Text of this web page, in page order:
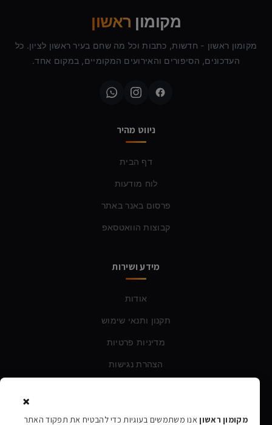
מקומון ראשון
מקומון ראשון - חדשות, כתבות וכל מה שחם בעיר ראשון לציון. כל
העדכונים, הסיפורים והאירועים המקומיים, במקום אחד.
ניווט מהיר
דף הבית
לוח מודעות
פרסום באנר באתר
קבוצות הוואטסאפ
מידע ושירות
אודות
תקנון ותנאי שימוש
מדיניות פרטיות
הצהרת נגישות
×
מקומון ראשוןאנו משתמשים בעוגיות כדי להבטיח את תפקוד האתר